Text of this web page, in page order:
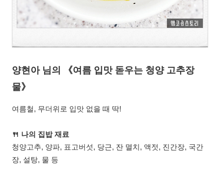
양현아 님의 《여름 입맛 돋우는 청양 고추장
물》
여름철, 무더위로 입맛 없을 때 딱!
🍴 나의 집밥 재료
청양고추, 양파, 표고버섯, 당근, 잔 멸치, 액젓, 진간장, 국간
장, 설탕, 물 등